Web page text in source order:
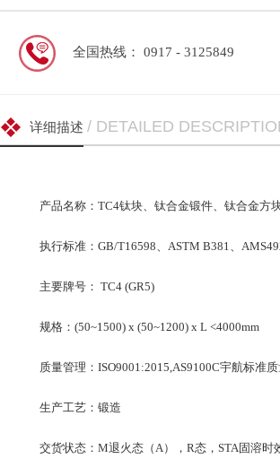
全国热线： 0917 - 3125849
详细描述 / DETAILED
产品名称：TC4钛块、钛合金锻件、钛合金方
执行标准：GB/T16598、ASTM B381、
主要牌号： TC4 (GR5)
规格：(50~1500) x (50~1200) x L <4000mm
质量管理：ISO9001:2015,AS9100C宇航标准
生产工艺：锻造
交货状态：M退火态（A），R态，STA固溶时